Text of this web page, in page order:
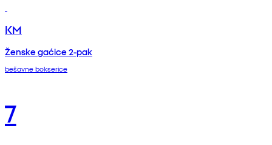
KM
Ženske gaćice 2-pak
bešavne bokserice
7